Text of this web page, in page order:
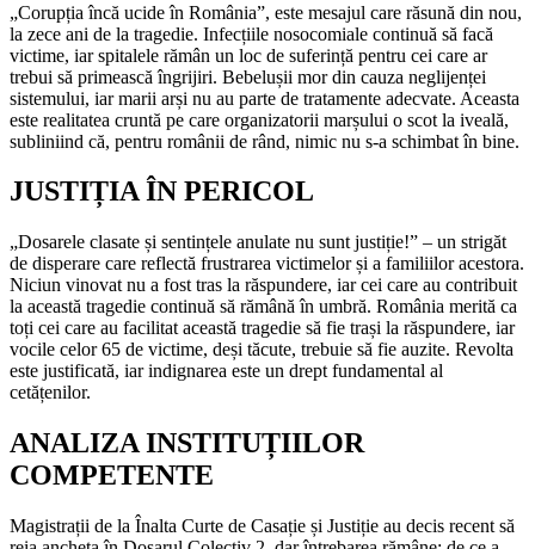
„Corupția încă ucide în România”, este mesajul care răsună din nou,
la zece ani de la tragedie. Infecțiile nosocomiale continuă să facă
victime, iar spitalele rămân un loc de suferință pentru cei care ar
trebui să primească îngrijiri. Bebelușii mor din cauza neglijenței
sistemului, iar marii arși nu au parte de tratamente adecvate. Aceasta
este realitatea cruntă pe care organizatorii marșului o scot la iveală,
subliniind că, pentru românii de rând, nimic nu s-a schimbat în bine.
JUSTIȚIA ÎN PERICOL
„Dosarele clasate și sentințele anulate nu sunt justiție!” – un strigăt
de disperare care reflectă frustrarea victimelor și a familiilor acestora.
Niciun vinovat nu a fost tras la răspundere, iar cei care au contribuit
la această tragedie continuă să rămână în umbră. România merită ca
toți cei care au facilitat această tragedie să fie trași la răspundere, iar
vocile celor 65 de victime, deși tăcute, trebuie să fie auzite. Revolta
este justificată, iar indignarea este un drept fundamental al
cetățenilor.
ANALIZA INSTITUȚIILOR
COMPETENTE
Magistrații de la Înalta Curte de Casație și Justiție au decis recent să